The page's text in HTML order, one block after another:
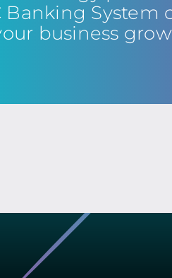
Banking System
business